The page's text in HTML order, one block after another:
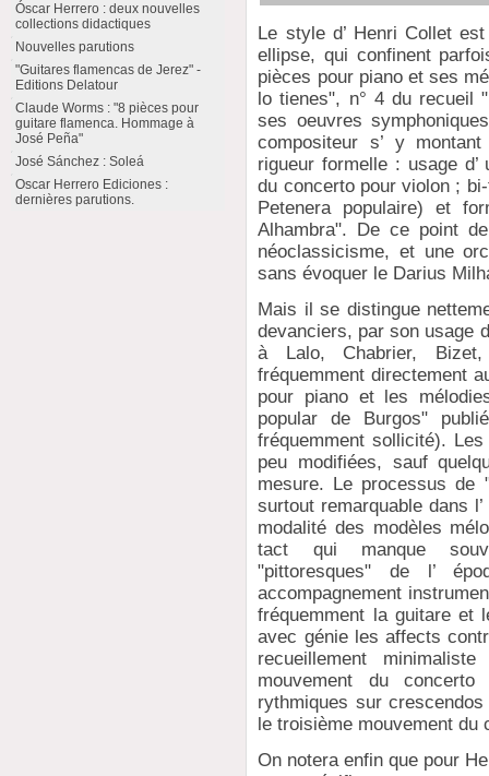
Le style d’ Henri Collet
ellipse, qui confinent
pièces pour piano et ses
lo tienes", n° 4 du recueil
ses oeuvres
compositeur s’ y
rigueur formelle : usage
du concerto pour violon ;
Petenera populaire) et
Alhambra". De ce point
néoclassicisme, et une
sans évoquer le Darius
Mais il se distingue
devanciers, par son usage
à Lalo, Chabrier,
fréquemment directement
pour piano et les
popular de Burgos"
fréquemment sollicité).
peu modifiées, sauf
mesure. Le processus de
surtout remarquable dans
modalité des modèles
tact qui manque
"pittoresques" de l’
accompagnement
fréquemment la guitare et
avec génie les affects
recueillement
mouvement du
rythmiques sur
le troisième mouvement du
On notera enfin que pour
Óscar Herrero : deux nouvelles
collections didactiques
Nouvelles parutions
"Guitares flamencas de Jerez" -
Editions Delatour
Claude Worms : "8 pièces pour
guitare flamenca. Hommage à
José Peña"
José Sánchez : Soleá
Oscar Herrero Ediciones :
dernières parutions.